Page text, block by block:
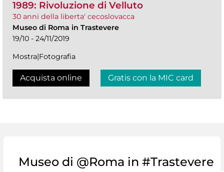
1989: Rivoluzione di Velluto
30 anni della liberta' cecoslovacca
Museo di Roma in Trastevere
19/10 - 24/11/2019
Mostra|Fotografia
Acquista online Gratis con la MIC card
Museo di @Roma in #Trastevere